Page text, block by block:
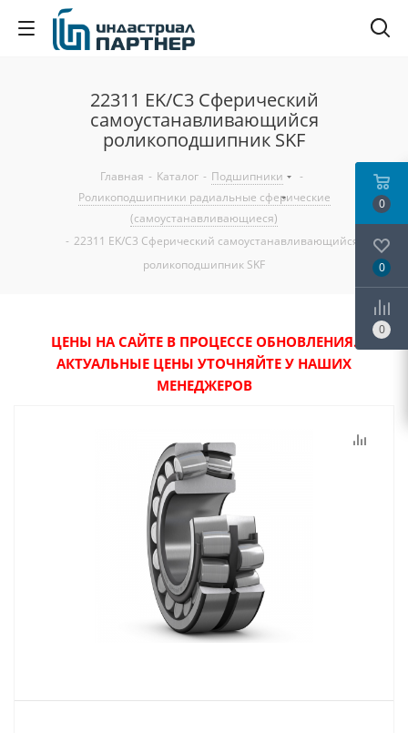
22311 EK/C3 Сферический
самоустанавливающийся
роликоподшипник SKF
Главная - Каталог - Подшипники
-
Роликоподшипники радиальные сферические
(самоустанавливающиеся)
- 22311 EK/C3 Сферический самоустанавливающийся
роликоподшипник SKF
ЦЕНЫ НА САЙТЕ В ПРОЦЕССЕ ОБНОВЛЕНИЯ.
АКТУАЛЬНЫЕ ЦЕНЫ УТОЧНЯЙТЕ У НАШИХ
МЕНЕДЖЕРОВ
0
0
0